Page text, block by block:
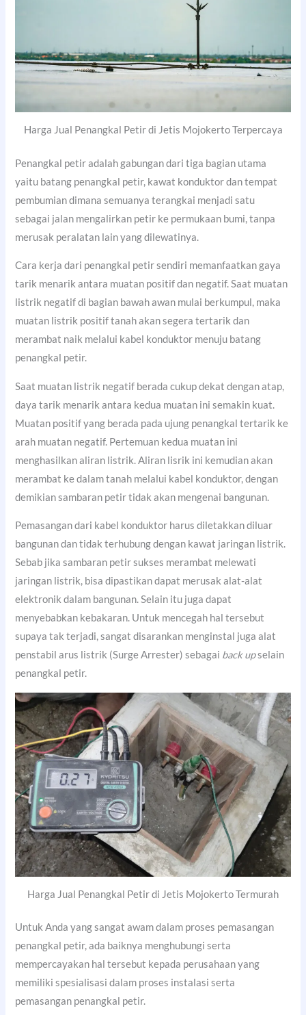
Harga Jual Penangkal Petir di Jetis Mojokerto Terpercaya
Penangkal petir adalah gabungan dari tiga bagian utama
yaitu batang penangkal petir, kawat konduktor dan tempat
pembumian dimana semuanya terangkai menjadi satu
sebagai jalan mengalirkan petir ke permukaan bumi, tanpa
merusak peralatan lain yang dilewatinya.
Cara kerja dari penangkal petir sendiri memanfaatkan gaya
tarik menarik antara muatan positif dan negatif. Saat muatan
listrik negatif di bagian bawah awan mulai berkumpul, maka
muatan listrik positif tanah akan segera tertarik dan
merambat naik melalui kabel konduktor menuju batang
penangkal petir.
Saat muatan listrik negatif berada cukup dekat dengan atap,
daya tarik menarik antara kedua muatan ini semakin kuat.
Muatan positif yang berada pada ujung penangkal tertarik ke
arah muatan negatif. Pertemuan kedua muatan ini
menghasilkan aliran listrik. Aliran lisrik ini kemudian akan
merambat ke dalam tanah melalui kabel konduktor, dengan
demikian sambaran petir tidak akan mengenai bangunan.
Pemasangan dari kabel konduktor harus diletakkan diluar
bangunan dan tidak terhubung dengan kawat jaringan listrik.
Sebab jika sambaran petir sukses merambat melewati
jaringan listrik, bisa dipastikan dapat merusak alat-alat
elektronik dalam bangunan. Selain itu juga dapat
menyebabkan kebakaran. Untuk mencegah hal tersebut
supaya tak terjadi, sangat disarankan menginstal juga alat
penstabil arus listrik (Surge Arrester) sebagai back upselain
penangkal petir.
Harga Jual Penangkal Petir di Jetis Mojokerto Termurah
Untuk Anda yang sangat awam dalam proses pemasangan
penangkal petir, ada baiknya menghubungi serta
mempercayakan hal tersebut kepada perusahaan yang
memiliki spesialisasi dalam proses instalasi serta
pemasangan penangkal petir.